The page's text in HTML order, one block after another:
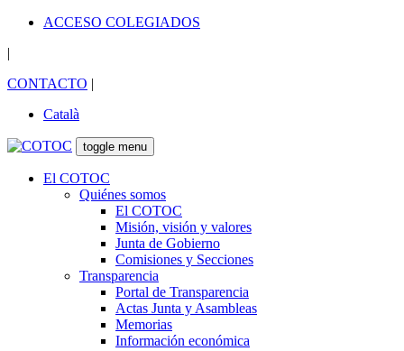
ACCESO COLEGIADOS
|
CONTACTO |
Català
toggle menu
El COTOC
Quiénes somos
El COTOC
Misión, visión y valores
Junta de Gobierno
Comisiones y Secciones
Transparencia
Portal de Transparencia
Actas Junta y Asambleas
Memorias
Información económica